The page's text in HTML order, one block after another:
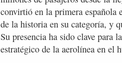
convirtió en la primera española
de la historia en su categoría, y
Su presencia ha sido clave para
estratégico de la aerolínea en el